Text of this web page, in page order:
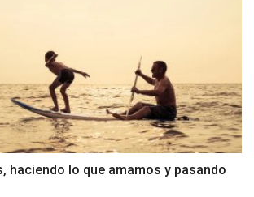
haciendo lo que amamos y pasando